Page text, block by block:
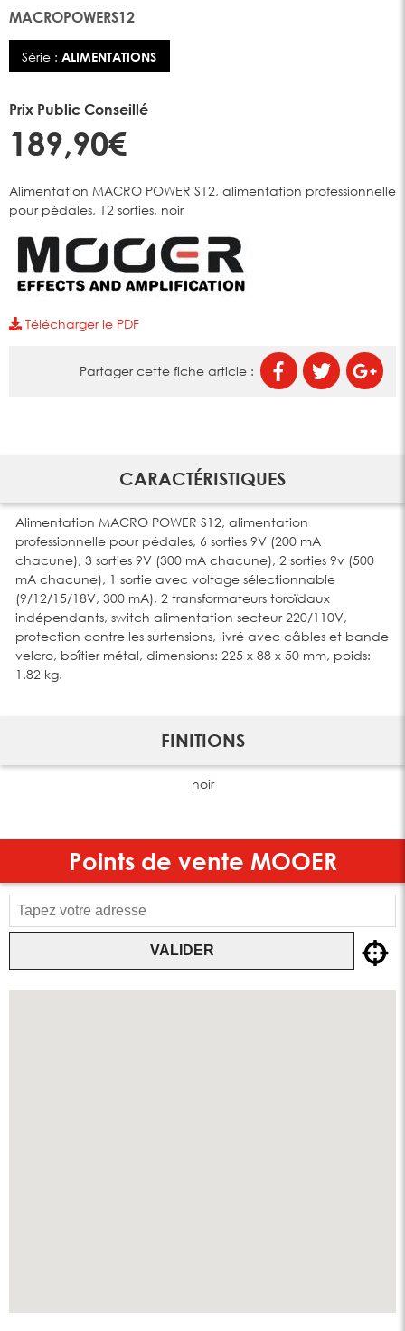
MACROPOWERS12
Série :ALIMENTATIONS
Prix Public Conseillé
189,90€
Alimentation MACRO POWER S12, alimentation professionnelle
pour pédales, 12 sorties, noir
Télécharger le PDF
Partager cette fiche article :
CARACTÉRISTIQUES
Alimentation MACRO POWER S12, alimentation
professionnelle pour pédales, 6 sorties 9V (200 mA
chacune), 3 sorties 9V (300 mA chacune), 2 sorties 9v (500
mA chacune), 1 sortie avec voltage sélectionnable
(9/12/15/18V, 300 mA), 2 transformateurs toroïdaux
indépendants, switch alimentation secteur 220/110V,
protection contre les surtensions, livré avec câbles et bande
velcro, boîtier métal, dimensions: 225 x 88 x 50 mm, poids:
1.82 kg.
FINITIONS
noir
Points de vente MOOER
VALIDER